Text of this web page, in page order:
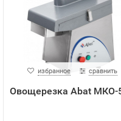
избранное сравнить
Овощерезка Abat МКО-